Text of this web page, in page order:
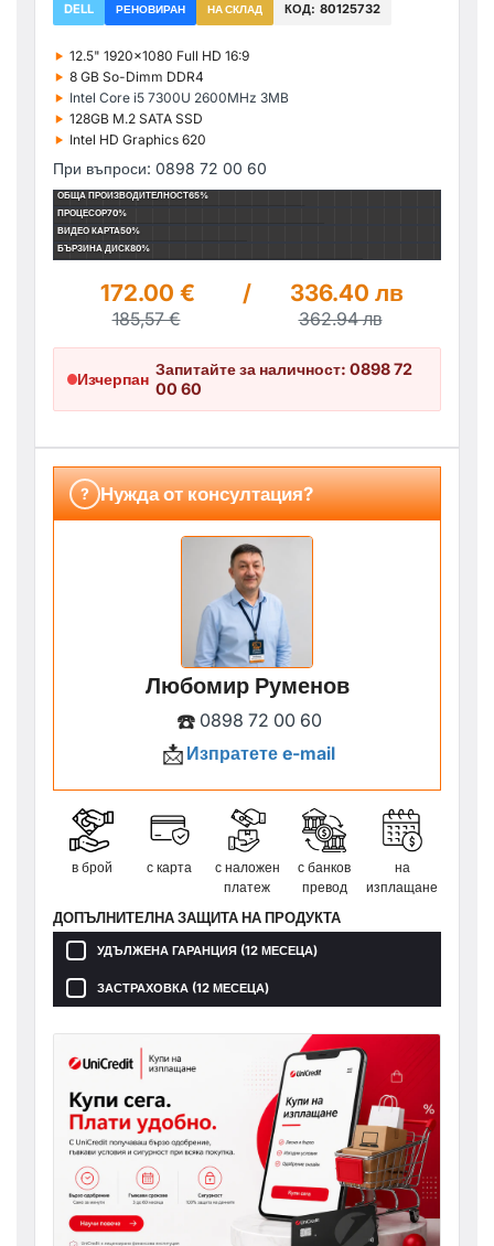
DELL РЕНОВИРАН НА СКЛАД КОД: 80125732
‣ 12.5" 1920x1080 Full HD 16:9
‣ 8 GB So-Dimm DDR4
‣ Intel Core i5 7300U 2600MHz 3MB
‣ 128GB M.2 SATA SSD
‣ Intel HD Graphics 620
При въпроси: 0898 72 00 60
ОБЩА ПРОИЗВОДИТЕЛНОСТ65%
ПРОЦЕСОР70%
ВИДЕО КАРТА50%
БЪРЗИНА ДИСК80%
172.00 € / 336.40 лв
185,57 € 362.94 лв
Изчерпан
Запитайте за наличност: 0898 72
00 60
? Нужда от консултация?
Любомир Руменов
☎️ 0898 72 00 60
📩 Изпратете e-mail
в брой с карта
с наложен
платеж
с банков
превод
на
изплащане
ДОПЪЛНИТЕЛНА ЗАЩИТА НА ПРОДУКТА
УДЪЛЖЕНА ГАРАНЦИЯ (12 МЕСЕЦА)
ЗАСТРАХОВКА (12 МЕСЕЦА)